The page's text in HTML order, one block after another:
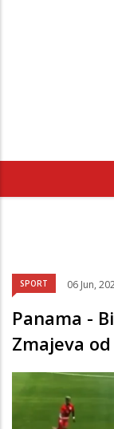
SPORT 06 Jun,
Panama -
Zmajeva